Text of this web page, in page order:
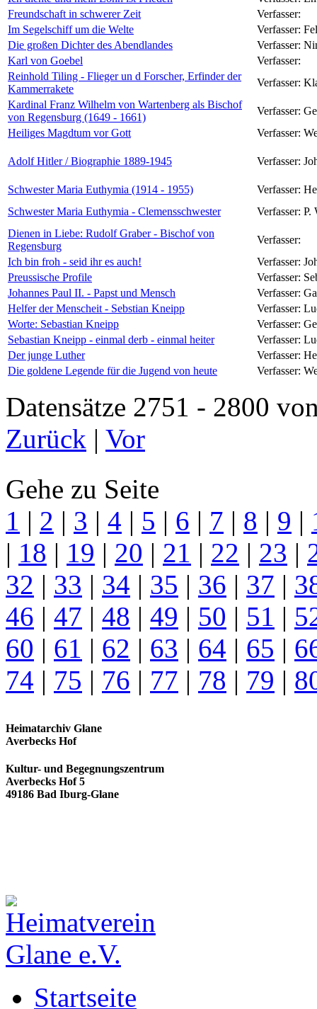
Freundschaft in schwerer Zeit
Verfasser:
Im Segelschiff um die Welte
Verfasser:
Die großen Dichter des Abendlandes
Verfasser:
Karl von Goebel
Verfasser:
Reinhold Tiling - Flieger un d Forscher, Erfinder der
Kammerrakete
Verfasser:
Kardinal Franz Wilhelm von Wartenberg als Bischof
von Regensburg (1649 - 1661)
Verfasser:
Heiliges Magdtum vor Gott
Verfasser:
Adolf Hitler / Biographie 1889-1945 Verfasser:
Schwester Maria Euthymia (1914 - 1955) Verfasser:
Schwester Maria Euthymia - Clemensschwester
Verfasser: P.
Dienen in Liebe: Rudolf Graber - Bischof von
Regensburg
Verfasser:
Ich bin froh - seid ihr es auch!
Verfasser:
Preussische Profile
Verfasser:
Johannes Paul II. - Papst und Mensch
Verfasser:
Helfer der Menscheit - Sebstian Kneipp
Verfasser:
Worte: Sebastian Kneipp
Verfasser:
Sebastian Kneipp - einmal derb - einmal heiter
Verfasser:
Der junge Luther
Verfasser:
Die goldene Legende für die Jugend von heute
Verfasser:
Datensätze 2751 - 2800
Zurück | Vor
Gehe zu Seite
1 | 2 | 3 | 4 | 5 | 6 | 7 | 8 | 9 |
| 18 | 19 | 20 | 21 | 22 | 23 |
32 | 33 | 34 | 35 | 36 | 37 |
46 | 47 | 48 | 49 | 50 | 51 |
60 | 61 | 62 | 63 | 64 | 65 |
74 | 75 | 76 | 77 | 78 | 79 |
Heimatarchiv Glane
Averbecks Hof
Kultur- und Begegnungszentrum
Averbecks Hof 5
49186 Bad Iburg-Glane
Startseite